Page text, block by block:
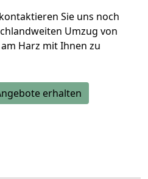
Sie uns noch
Umzug von
Harz mit Ihnen zu
erhalten